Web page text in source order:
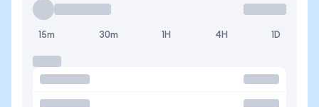
15m 30m 1H 4H 1D